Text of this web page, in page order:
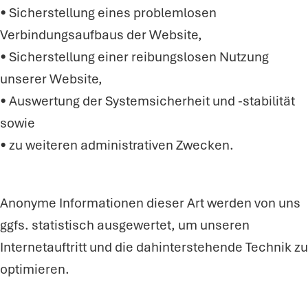
• Sicherstellung eines problemlosen
Verbindungsaufbaus der Website,
• Sicherstellung einer reibungslosen Nutzung
unserer Website,
• Auswertung der Systemsicherheit und -stabilität
sowie
• zu weiteren administrativen Zwecken.
Anonyme Informationen dieser Art werden von uns
ggfs. statistisch ausgewertet, um unseren
Internetauftritt und die dahinterstehende Technik zu
optimieren.